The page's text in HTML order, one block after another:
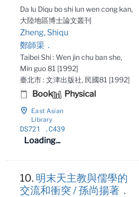
Da lu Diqu bo shi lun wen cong kan,
大陸地區博士論文叢刊
Zheng, Shiqu
鄭師渠．
Taibei Shi : Wen jin chu ban she,
Min guo 81 [1992]
臺北市 : 文津出版社, 民國81 [1992]
Book Physical
East Asian
Library
DS721
.C439
Loading...
10. 明末天主教與儒學的
交流和衝突 / 孫尚揚著．